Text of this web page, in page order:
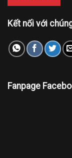
Kết nối với
Fanpage